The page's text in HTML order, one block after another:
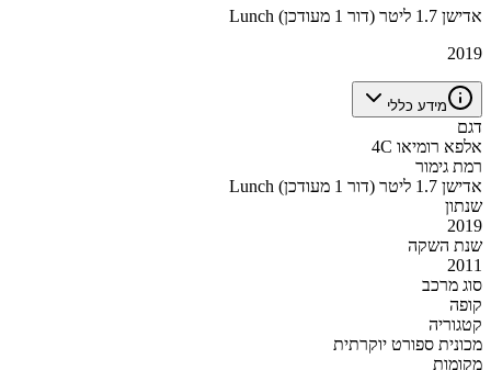
Lunch אדישן 1.7 ליטר (דור 1 מעודכן)
2019
מידע כללי
דגם
אלפא רומיאו 4C
רמת גימור
Lunch אדישן 1.7 ליטר (דור 1 מעודכן)
שנתון
2019
שנת השקה
2011
סוג מרכב
קופה
קטגוריה
מכונית ספורט יוקרתית
מקומות